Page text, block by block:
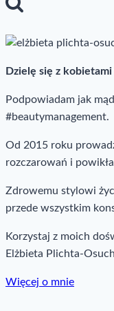
Dzielę się z
Podpowiadam jak
#beautymanagement.
Od 2015 roku
rozczarowań i
Zdrowemu stylowi
przede wszystkim
Korzystaj z moich
Elżbieta Plichta-Osuch
Więcej o mnie